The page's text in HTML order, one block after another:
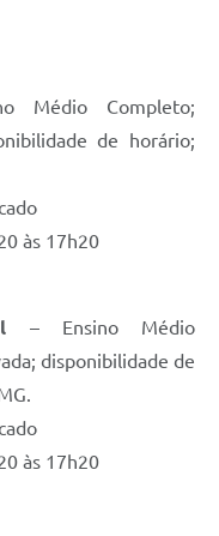
Médio Completo;
de horário;
às 17h20
– Ensino Médio
disponibilidade de
às 17h20